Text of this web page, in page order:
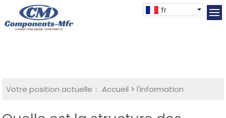
fr
Votre position actuelle： Accueil >l'information